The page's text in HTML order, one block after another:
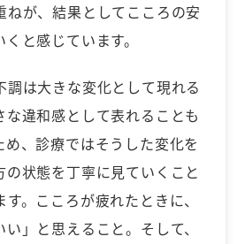
ねが、結果としてこころの安
と感じています。
調は大きな変化として現れる
な違和感として表れることも
め、診療ではそうした変化を
の状態を丁寧に見ていくこと
。こころが疲れたときに、
い」と思えること。そして、